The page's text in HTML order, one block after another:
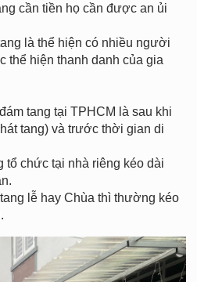
cần tiền họ cần được an ủi
là thể hiện có nhiều người
thể hiện thanh danh của gia
tang tại TPHCM là sau khi
tang) và trước thời gian di
tổ chức tại nhà riêng kéo dài
lễ hay Chùa thì thường kéo